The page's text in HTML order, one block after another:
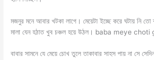
মজনুর মনে আবার খটকা লাগে। মেয়েটা ইচ্ছে করে ঘটায় নি তো
মালা যেন হঠাত খুব চঞ্চল হয়ে উঠল। baba meye
বাবার সামনে যে মেয়ে চোখ তুলে তাকাবার সাহস পায় না সে